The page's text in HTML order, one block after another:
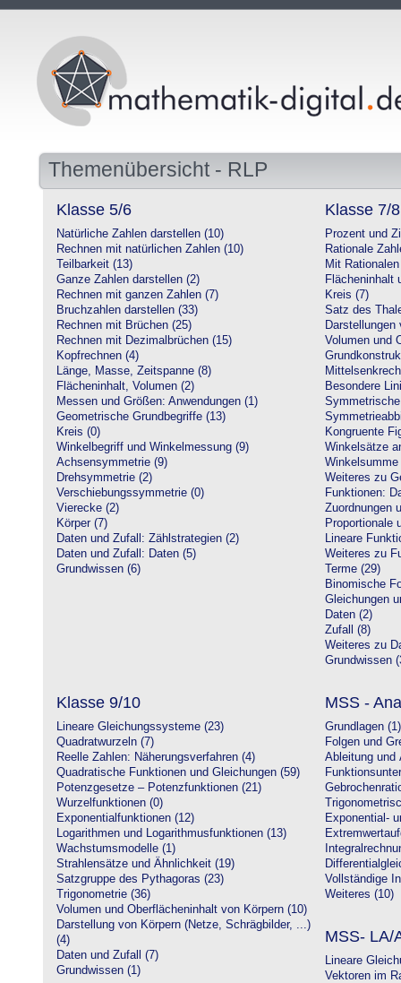
Themenübersicht - RLP
Klasse 5/6
Natürliche Zahlen darstellen (10)
Rechnen mit natürlichen Zahlen (10)
Teilbarkeit (13)
Ganze Zahlen darstellen (2)
Rechnen mit ganzen Zahlen (7)
Bruchzahlen darstellen (33)
Rechnen mit Brüchen (25)
Rechnen mit Dezimalbrüchen (15)
Kopfrechnen (4)
Länge, Masse, Zeitspanne (8)
Flächeninhalt, Volumen (2)
Messen und Größen: Anwendungen (1)
Geometrische Grundbegriffe (13)
Kreis (0)
Winkelbegriff und Winkelmessung (9)
Achsensymmetrie (9)
Drehsymmetrie (2)
Verschiebungssymmetrie (0)
Vierecke (2)
Körper (7)
Daten und Zufall: Zählstrategien (2)
Daten und Zufall: Daten (5)
Grundwissen (6)
Klasse 7/8
Prozent und
Rationale
Mit
Flächeninhalt
Kreis (7)
Satz des
Darstellungen
Volumen und
Besondere
Kongruente
Winkelsätze
Weiteres zu
Funktionen:
Zuordnungen
Proportionale
Lineare
Weiteres zu
Terme (29)
Binomische
Gleichungen
Daten (2)
Zufall (8)
Weiteres zu
Grundwissen
Klasse 9/10
Lineare Gleichungssysteme (23)
Quadratwurzeln (7)
Reelle Zahlen: Näherungsverfahren (4)
Quadratische Funktionen und Gleichungen (59)
Potenzgesetze – Potenzfunktionen (21)
Wurzelfunktionen (0)
Exponentialfunktionen (12)
Logarithmen und Logarithmusfunktionen (13)
Wachstumsmodelle (1)
Strahlensätze und Ähnlichkeit (19)
Satzgruppe des Pythagoras (23)
Trigonometrie (36)
Volumen und Oberflächeninhalt von Körpern (10)
Darstellung von Körpern (Netze, Schrägbilder, ...)
(4)
Daten und Zufall (7)
Grundwissen (1)
MSS -
Grundlagen (1)
Folgen und
Ableitung und
Exponential-
Vollständige
Weiteres (10)
MSS- LA/
Lineare
Vektoren im